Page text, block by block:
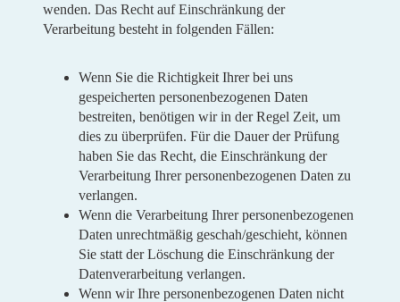
wenden. Das Recht auf Einschränkung der
Verarbeitung besteht in folgenden Fällen:
Wenn Sie die Richtigkeit Ihrer bei uns
gespeicherten personenbezogenen Daten
bestreiten, benötigen wir in der Regel Zeit, um
dies zu überprüfen. Für die Dauer der Prüfung
haben Sie das Recht, die Einschränkung der
Verarbeitung Ihrer personenbezogenen Daten zu
verlangen.
Wenn die Verarbeitung Ihrer personenbezogenen
Daten unrechtmäßig geschah/geschieht, können
Sie statt der Löschung die Einschränkung der
Datenverarbeitung verlangen.
Wenn wir Ihre personenbezogenen Daten nicht